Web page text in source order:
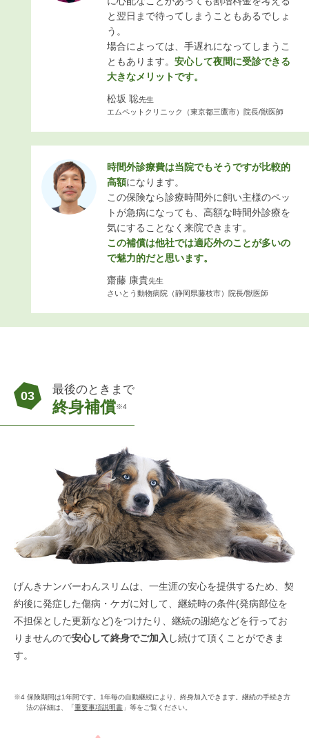
と翌日まで待ってしまうこともあるでしょ
う。
場合によっては、手遅れになってしまうこ
ともあります。 安心して夜間に受診できる
大きなメリットです。
松坂 聡先生
エムペットクリニック（東京都三鷹市）院長/獣医師
時間外診療費は当院でもそうですが比較的
高額になります。
この保険なら診療時間外に飼い主様のペッ
トが急病になっても、高額な時間外診療を
気にすることなく来院できます。
この補償は他社では適応外のことが多いの
で魅力的だと思います。
齋藤 康貴先生
さいとう動物病院（静岡県藤枝市）院長/獣医師
03 最後のときまで
終身補償※4
げんきナンバーわんスリムは、一生涯の安心を提供するため、契
約後に発症した傷病・ケガに対して、継続時の条件(発病部位を
不担保とした更新など)をつけたり、継続の謝絶などを行ってお
りませんので安心して終身でご加入 し続けて頂くことができま
す。
※4 保険期間は1年間です。1年毎の自動継続により、終身加入できます。継続の手続き方
法の詳細は、「 重要事項説明書 」等をご覧ください。